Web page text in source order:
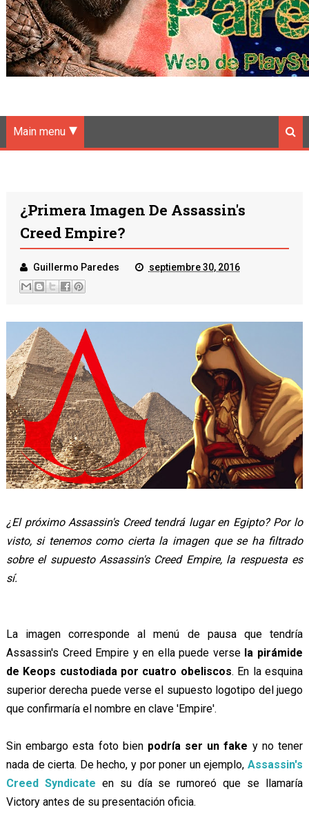
Main menu
¿Primera Imagen De Assassin's
Creed Empire?
Guillermo Paredes septiembre 30, 2016
¿El próximo Assassin's Creed tendrá lugar en Egipto? Por lo
visto, si tenemos como cierta la imagen que se ha filtrado
sobre el supuesto Assassin's Creed Empire, la respuesta es
sí.
La imagen corresponde al menú de pausa que tendría
Assassin's Creed Empire y en ella puede verse la pirámide
de Keops custodiada por cuatro obeliscos. En la esquina
superior derecha puede verse el supuesto logotipo del juego
que confirmaría el nombre en clave 'Empire'.
Sin embargo esta foto bien podría ser un fake y no tener
nada de cierta. De hecho, y por poner un ejemplo,Assassin's
Creed Syndicate en su día se rumoreó que se llamaría
Victory antes de su presentación oficia.